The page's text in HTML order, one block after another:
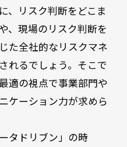
、リスク判断をどこま
、現場のリスク判断を
た全社的なリスクマネ
れるでしょう。そこで
適の視点で事業部門や
ケーション力が求めら
タドリブン」の時